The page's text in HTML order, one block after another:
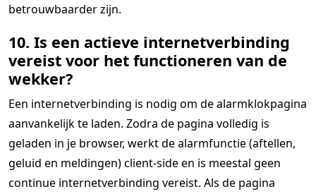
betrouwbaarder zijn.
10. Is een actieve internetverbinding
vereist voor het functioneren van de
wekker?
Een internetverbinding is nodig om de alarmklokpagina
aanvankelijk te laden. Zodra de pagina volledig is
geladen in je browser, werkt de alarmfunctie (aftellen,
geluid en meldingen) client-side en is meestal geen
continue internetverbinding vereist. Als de pagina